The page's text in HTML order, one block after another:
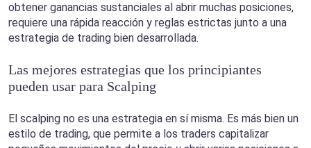
obtener ganancias sustanciales al abrir muchas posiciones,
requiere una rápida reacción y reglas estrictas junto a una
estrategia de trading bien desarrollada.
Las mejores estrategias que los principiantes
pueden usar para Scalping
El scalping no es una estrategia en sí misma. Es más bien un
estilo de trading, que permite a los traders capitalizar